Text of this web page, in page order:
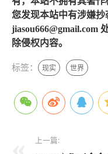
您发现本站中有涉嫌抄
jiasou666@gmail.com
除侵权内容。
标签： 现实 世界
上一篇: